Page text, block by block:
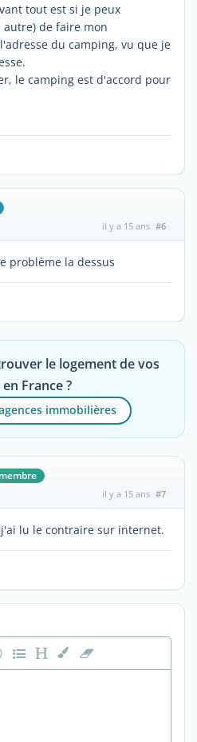
tout est si je peux
de faire mon
du camping, vu que je
le camping est d'accord pour
il y a 15 ans #6
problème la dessus
le logement de vos
France ?
immobilières
il y a 15 ans #7
lu le contraire sur internet.